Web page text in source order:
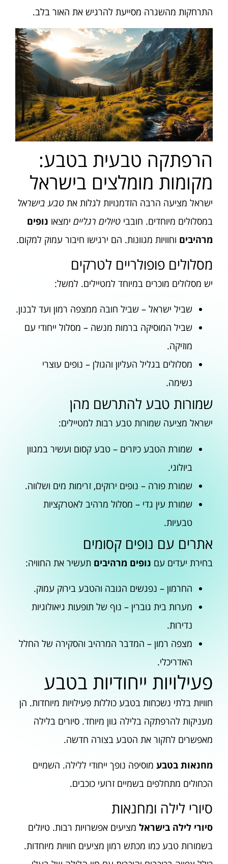
התרחקות מהשגרה מסייעת להרגיש את האור בלב.
הרפתקה טבעית בטבע:
מקומות מומלצים בישראל
ישראל מציעה הרבה הזדמנויות לגלות את טבע בישראל
במסלולים מיוחדים. חובבי טיולים רגליים ימצאו נופים
מרהיבים וחוויות מגוונות. הם ירגישו חיבור עמוק למקום.
מסלולים פופולריים לטרקים
יש מסלולים מוכרים במיוחד למטיילים. למשל:
שביל ישראל – שביל חובה ממצפה רמון ועד לבנון.
שביל המוסיקה ברמות מנשה – מסלול ייחודי עם
מוזיקה.
מסלולים בגליל העליון והגולן – נופים עוצרי
נשימה.
שמורות טבע להתרשם מהן
ישראל מציעה שמורות טבע רבות למטיילים:
שמורת הטבע כיזרים – טבע קסום ועשיר במגוון
ביולוגי.
שמורת פורה – נופים ירוקים, זרימות מים ושלווה.
שמורת עין גדי – מסלול מרהיב לאטרקציות
טבעיות.
אתרים עם נופים קסומים
בחירת יעדים עם נופים מרהיבים תעשיר את החוויה:
החרמון – נפגשים הגובה והטבע בירוק עמוק.
מערות בית גוברין – נוף של תופעות גיאולוגיות
נדירות.
מצפה רמון – המדבר המרהיב והסקירה של החלל
האדריכלי.
פעילויות ייחודיות בטבע
חוויות בלתי נשכחות בטבע כוללות פעילויות מיוחדות. הן
מעניקות להרפתקה בלילה גוון מיוחד. סיורים בלילה
מאפשרים לחקור את הטבע בצורה חדשה.
מחנאות בטבע מוסיפה נופך ייחודי ללילה. השמיים
הכחולים מתחלפים בשמיים זרועי כוכבים.
סיורי לילה ומחנאות
סיורי לילה בישראל מציעים אפשרויות רבות. טיולים
בשמורות טבע כמו מכתש רמון מציעים חוויות מיוחדות.